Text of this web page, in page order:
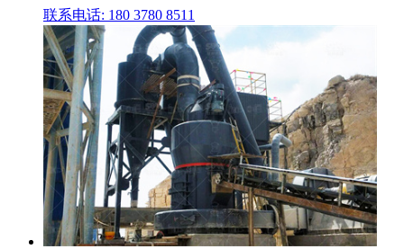
联系电话: 180 3780 8511